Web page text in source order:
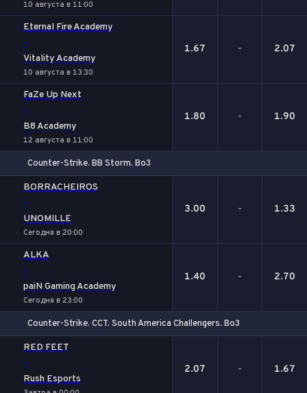
10 августа в 11:00
Eternal Fire Academy
-
Vitality Academy
10 августа в 13:30
1.67 - 2.07
FaZe Up Next
-
B8 Academy
12 августа в 11:00
1.80 - 1.90
Counter-Strike. BB Storm. Bo3
BORRACHEIROS
-
UNOMILLE
Сегодня в 20:00
3.00 - 1.33
ALKA
-
paiN Gaming Academy
Сегодня в 23:00
1.40 - 2.70
Counter-Strike. CCT. South America Challengers. Bo3
RED FEET
-
Rush Esports
2.07 - 1.67